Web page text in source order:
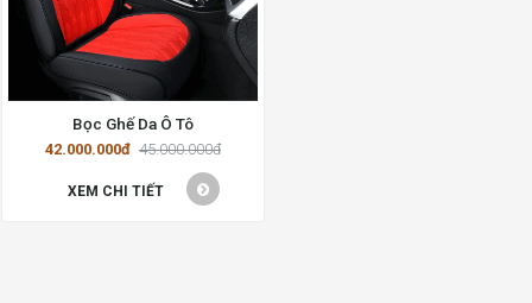
Bọc Ghế Da Ô Tô
42.000.000đ 45.000.000đ
XEM CHI TIẾT